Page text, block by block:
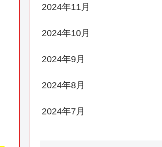
2024年11月
2024年10月
2024年9月
2024年8月
2024年7月